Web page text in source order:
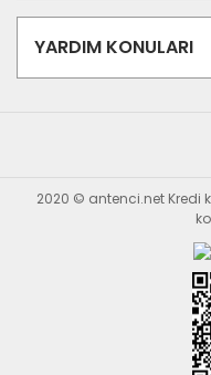
YARDIM KONULARI
2020 © antenci.net Kredi